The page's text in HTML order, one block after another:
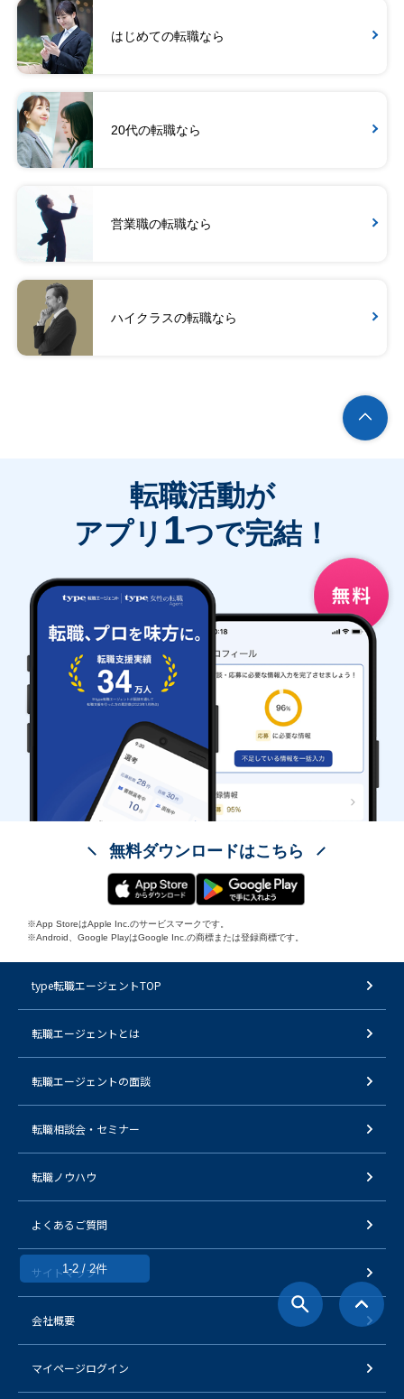
はじめての転職なら
20代の転職なら
営業職の転職なら
ハイクラスの転職なら
1-2 / 2件
転職活動が
アプリ 1つで完結！
無料ダウンロードはこちら
※App StoreはApple Inc.のサービスマークです。
※Android、Google PlayはGoogle Inc.の商標または登録商標です。
type転職エージェントTOP
転職エージェントとは
転職エージェントの面談
転職相談会・セミナー
転職ノウハウ
よくあるご質問
サイトマップ
会社概要
マイページログイン